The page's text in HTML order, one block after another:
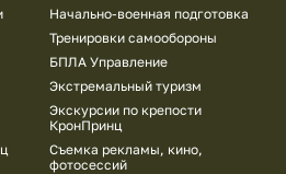
Начально-военная подготовка
Тренировки самообороны
БПЛА Управление
Экстремальный туризм
Экскурсии по крепости
КронПринц
Съемка рекламы, кино,
фотосессий